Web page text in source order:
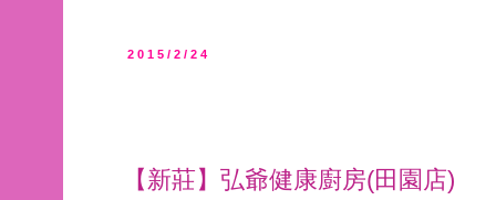
2015/2/24
【新莊】弘爺健康廚房(田園店)